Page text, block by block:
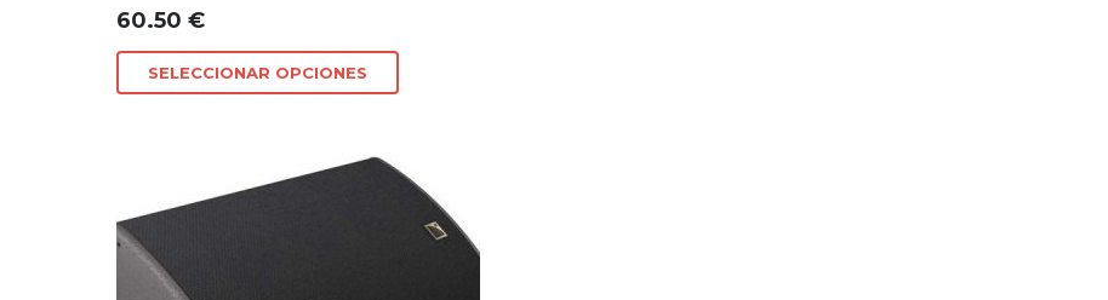
60.50 €
SELECCIONAR OPCIONES